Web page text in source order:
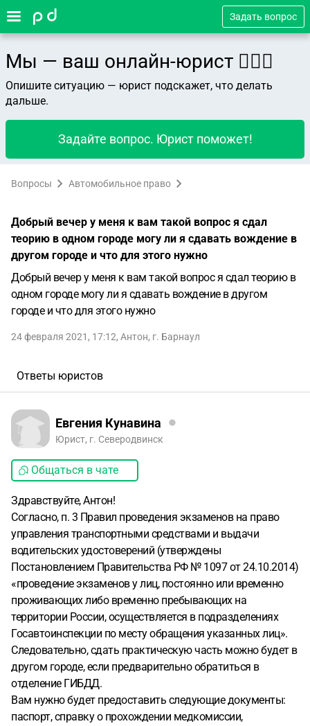
Задать вопрос
Мы — ваш онлайн-юрист 👨🏻‍⚖️
Опишите ситуацию — юрист подскажет, что делать
дальше.
Задайте вопрос. Юрист поможет!
Вопросы Автомобильное право
Добрый вечер у меня к вам такой вопрос я сдал
теорию в одном городе могу ли я сдавать вождение в
другом городе и что для этого нужно
Добрый вечер у меня к вам такой вопрос я сдал теорию в
одном городе могу ли я сдавать вождение в другом
городе и что для этого нужно
24 февраля 2021, 17:12, Aнтон, г. Барнаул
Ответы юристов
Евгения Кунавина
Юрист, г. Северодвинск
Общаться в чате
Здравствуйте, Антон!
Согласно, п. 3 Правил проведения экзаменов на право
управления транспортными средствами и выдачи
водительских удостоверений (утверждены
Постановлением Правительства РФ № 1097 от 24.10.2014)
«проведение экзаменов у лиц, постоянно или временно
проживающих либо временно пребывающих на
территории России, осуществляется в подразделениях
Госавтоинспекции по месту обращения указанных лиц».
Следовательно, сдать практическую часть можно будет в
другом городе, если предварительно обратиться в
отделение ГИБДД.
Вам нужно будет предоставить следующие документы:
паспорт, справку о прохождении медкомиссии,